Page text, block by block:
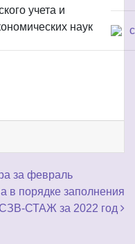
учета и
наук
за февраль
в порядке заполнения
СЗВ-СТАЖ за 2022 год